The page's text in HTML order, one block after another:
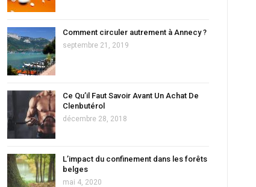
Comment circuler autrement à Annecy ?
septembre 21, 2019
Ce Qu’il Faut Savoir Avant Un Achat De
Clenbutérol
décembre 28, 2018
L’impact du confinement dans les forêts
belges
mai 4, 2020